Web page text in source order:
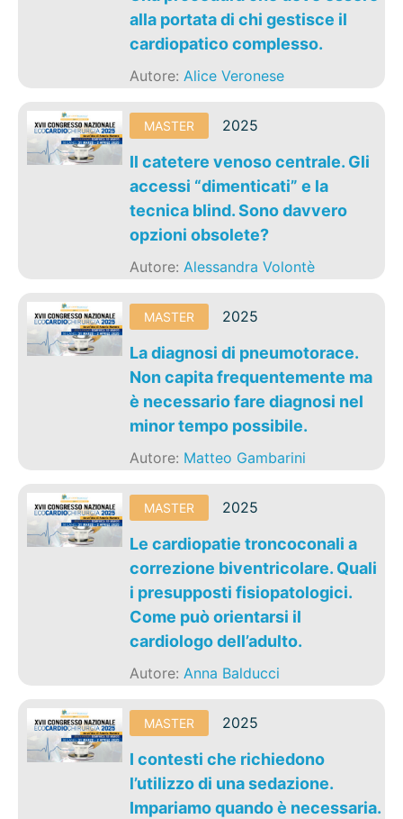
alla portata di chi gestisce il
cardiopatico complesso.
Autore:Alice Veronese
MASTER 2025
Il catetere venoso centrale. Gli
accessi “dimenticati” e la
tecnica blind. Sono davvero
opzioni obsolete?
Autore:Alessandra Volontè
MASTER 2025
La diagnosi di pneumotorace.
Non capita frequentemente ma
è necessario fare diagnosi nel
minor tempo possibile.
Autore: Matteo Gambarini
MASTER 2025
Le cardiopatie troncoconali a
correzione biventricolare. Quali
i presupposti fisiopatologici.
Come può orientarsi il
cardiologo dell’adulto.
Autore:Anna Balducci
MASTER 2025
I contesti che richiedono
l’utilizzo di una sedazione.
Impariamo quando è necessaria.